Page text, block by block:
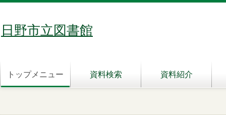
日野市立図書館
トップメニュー 資料検索 資料紹介